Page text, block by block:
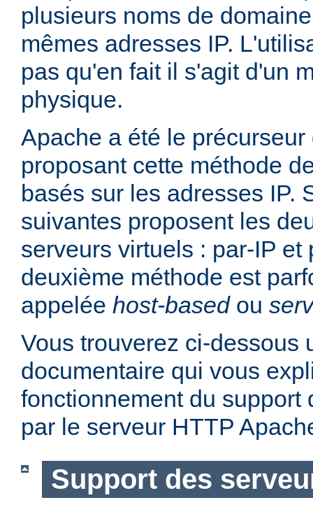
plusieurs noms de
mêmes adresses IP.
pas qu'en fait il s'agit d'un
physique.
Apache a été le
proposant cette méthode
basés sur les adresses IP.
suivantes proposent les
serveurs virtuels : par-IP et
deuxième méthode est
appelée host-basedou
Vous trouverez ci-dessous
documentaire qui vous
fonctionnement du support
par le serveur HTTP
Support des